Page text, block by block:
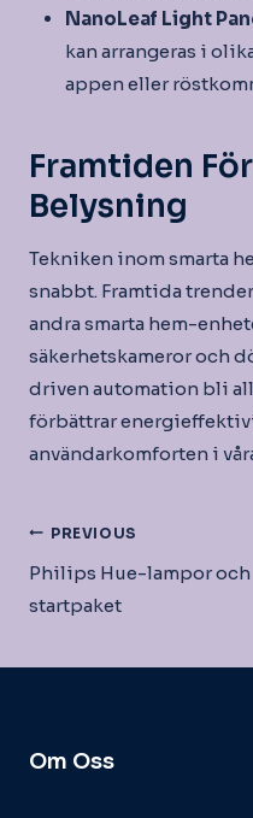
NanoLeaf Light
kan arrangeras i
appen eller
Framtiden
Belysning
Tekniken inom smarta
snabbt. Framtida
andra smarta hem-
säkerhetskameror och
driven automation bli
förbättrar
användarkomforten i
PREVIOUS
Philips Hue-lampor och
startpaket
Om Oss